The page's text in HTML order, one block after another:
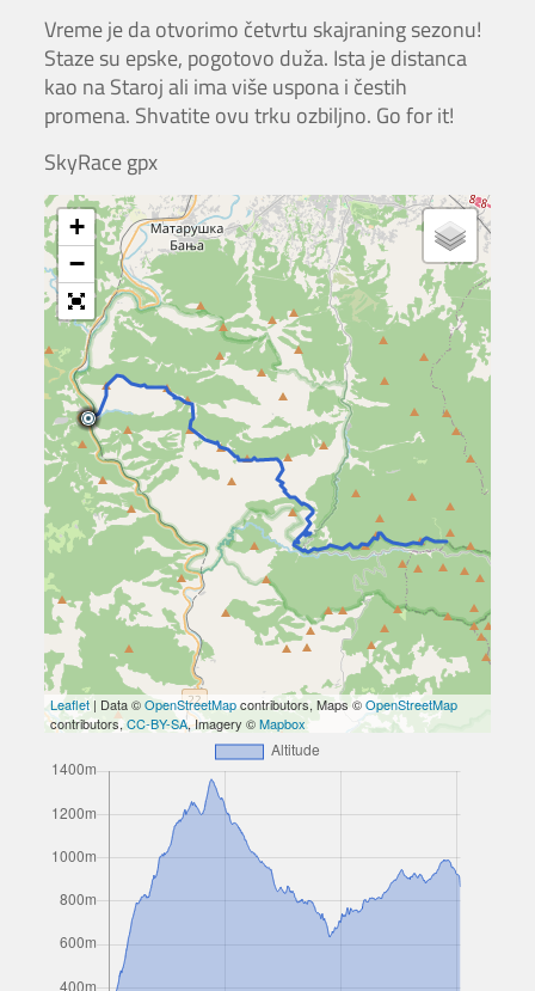
Vreme je da otvorimo četvrtu skajraning sezonu!
Staze su epske, pogotovo duža. Ista je distanca
kao na Staroj ali ima više uspona i čestih
promena. Shvatite ovu trku ozbiljno. Go for it!
SkyRace gpx
+
−
Leaflet| Data ©OpenStreetMapcontributors, Maps ©OpenStreetMap
contributors,CC-BY-SA, Imagery ©Mapbox